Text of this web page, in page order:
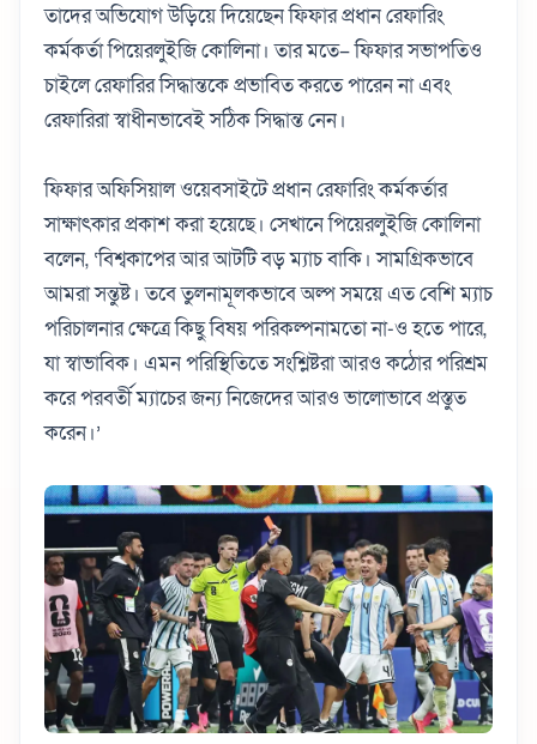
তাদের অভিযোগ উড়িয়ে দিয়েছেন ফিফার প্রধান রেফারিং
কর্মকর্তা পিয়েরলুইজি কোলিনা। তার মতে– ফিফার সভাপতিও
চাইলে রেফারির সিদ্ধান্তকে প্রভাবিত করতে পারেন না এবং
রেফারিরা স্বাধীনভাবেই সঠিক সিদ্ধান্ত নেন।
ফিফার অফিসিয়াল ওয়েবসাইটে প্রধান রেফারিং কর্মকর্তার
সাক্ষাৎকার প্রকাশ করা হয়েছে। সেখানে পিয়েরলুইজি কোলিনা
বলেন, ‘বিশ্বকাপের আর আটটি বড় ম্যাচ বাকি। সামগ্রিকভাবে
আমরা সন্তুষ্ট। তবে তুলনামূলকভাবে অল্প সময়ে এত বেশি ম্যাচ
পরিচালনার ক্ষেত্রে কিছু বিষয় পরিকল্পনামতো না-ও হতে পারে,
যা স্বাভাবিক। এমন পরিস্থিতিতে সংশ্লিষ্টরা আরও কঠোর পরিশ্রম
করে পরবর্তী ম্যাচের জন্য নিজেদের আরও ভালোভাবে প্রস্তুত
করেন।’